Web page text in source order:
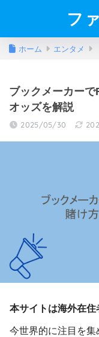
フ
ホーム エンタメ
ブックメーカー
オッズを解説
2025/05/30
本サイトは海外在住
今世界的に注目を